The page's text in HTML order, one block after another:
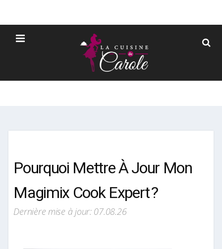
Pourquoi Mettre À Jour Mon
Magimix Cook Expert ?
Dernière mise à jour: 07.08.26